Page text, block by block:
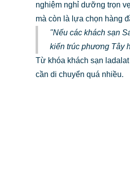
nghiệm nghỉ dưỡng trọn
mà còn là lựa chọn hàng
"Nếu các khách sạn
kiến trúc phương Tây
Từ khóa khách sạn
cần di chuyển quá nhiều.